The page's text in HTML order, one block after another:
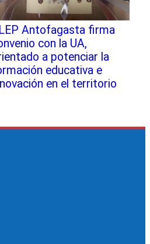
Antofagasta firma
con la UA,
a potenciar la
educativa e
en el territorio